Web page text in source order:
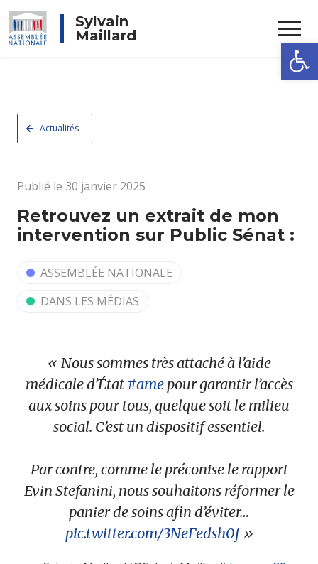
Ouvrir
Sylvain
Maillard
Actualités
Publié le 30 janvier 2025
Retrouvez un extrait de mon
intervention sur Public Sénat :
ASSEMBLÉE NATIONALE
DANS LES MÉDIAS
Nous sommes très attaché à l’aide
médicale d’État #amepour garantir l’accès
aux soins pour tous, quelque soit le milieu
social. C’est un dispositif essentiel.
Par contre, comme le préconise le rapport
Evin Stefanini, nous souhaitons réformer le
panier de soins afin d’éviter…
pic.twitter.com/3NeFedsh0f